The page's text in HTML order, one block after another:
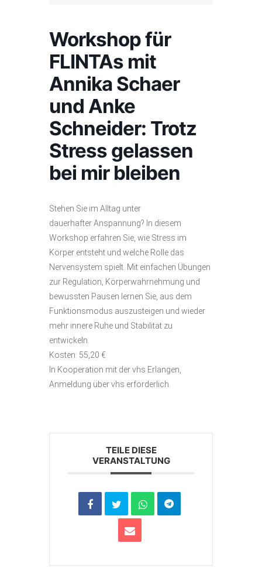
Workshop für
FLINTAs mit
Annika Schaer
und Anke
Schneider: Trotz
Stress gelassen
bei mir bleiben
Stehen Sie im Alltag unter
dauerhafter Anspannung? In diesem
Workshop erfahren Sie, wie Stress im
Körper entsteht und welche Rolle das
Nervensystem spielt. Mit einfachen Übungen
zur Regulation, Körperwahrnehmung und
bewussten Pausen lernen Sie, aus dem
Funktionsmodus auszusteigen und wieder
mehr innere Ruhe und Stabilität zu
entwickeln.
Kosten: 55,20 €
In Kooperation mit der vhs Erlangen,
Anmeldung über vhs erforderlich.
TEILE DIESE
VERANSTALTUNG